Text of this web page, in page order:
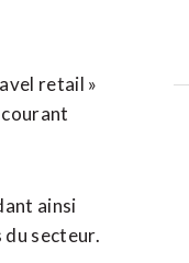
retail »
ainsi
secteur.